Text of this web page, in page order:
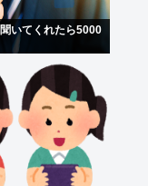
いてくれたら5000